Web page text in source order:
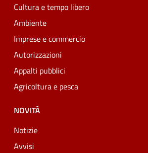
Cultura e tempo libero
Ambiente
Imprese e commercio
Autorizzazioni
Appalti pubblici
Agricoltura e pesca
NOVITÀ
Notizie
Avvisi